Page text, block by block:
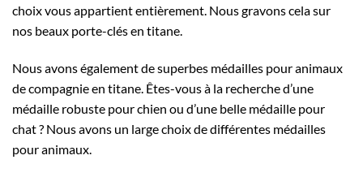
choix vous appartient entièrement. Nous gravons cela sur
nos beaux porte-clés en titane.
Nous avons également de superbes médailles pour animaux
de compagnie en titane. Êtes-vous à la recherche d’une
médaille robuste pour chien ou d’une belle médaille pour
chat ? Nous avons un large choix de différentes médailles
pour animaux.